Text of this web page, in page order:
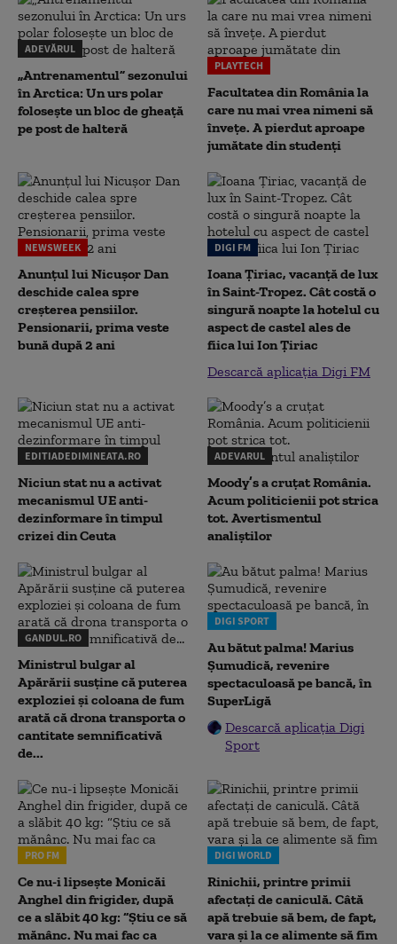
ADEVĂRUL
„Antrenamentul” sezonului
în Arctica: Un urs polar
folosește un bloc de gheață
pe post de halteră
PLAYTECH
Facultatea din România la
care nu mai vrea nimeni să
înveţe. A pierdut aproape
jumătate din studenţi
NEWSWEEK
Anunțul lui Nicușor Dan
deschide calea spre
creșterea pensiilor.
Pensionarii, prima veste
bună după 2 ani
DIGI FM
Ioana Țiriac, vacanță de lux
în Saint-Tropez. Cât costă o
singură noapte la hotelul cu
aspect de castel ales de
fiica lui Ion Țiriac
Descarcă aplicația Digi FM
EDITIADEDIMINEATA.RO
Niciun stat nu a activat
mecanismul UE anti-
dezinformare în timpul
crizei din Ceuta
ADEVARUL
Moody’s a cruțat România.
Acum politicienii pot strica
tot. Avertismentul
analiștilor
GANDUL.RO
Ministrul bulgar al
Apărării susține că puterea
exploziei și coloana de fum
arată că drona transporta o
cantitate semnificativă
de...
DIGI SPORT
Au bătut palma! Marius
Șumudică, revenire
spectaculoasă pe bancă, în
SuperLigă
Descarcă aplicația Digi
Sport
PRO FM
Ce nu-i lipsește Monicăi
Anghel din frigider, după
ce a slăbit 40 kg: “Știu ce să
mănânc. Nu mai fac ca
DIGI WORLD
Rinichii, printre primii
afectați de caniculă. Câtă
apă trebuie să bem, de fapt,
vara și la ce alimente să fim